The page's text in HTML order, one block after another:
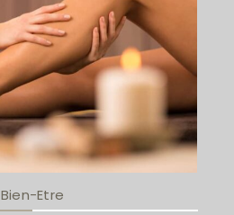
Bien-Etre